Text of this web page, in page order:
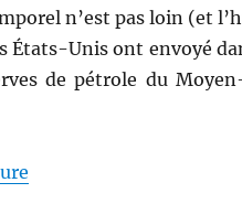
n’est pas loin (et
États-Unis ont envoyé
de pétrole du
de « Le dernier jour de